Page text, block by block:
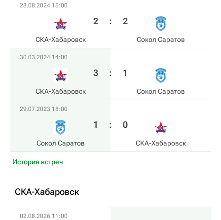
23.08.2024 15:00
СКА-Хабаровск
2 : 2
Сокол Саратов
30.03.2024 14:00
СКА-Хабаровск
3 : 1
Сокол Саратов
29.07.2023 18:00
Сокол Саратов
1 : 0
СКА-Хабаровск
История встреч
СКА-Хабаровск
02.08.2026 11:00